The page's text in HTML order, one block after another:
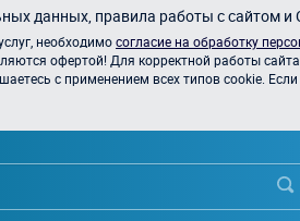
данных, правила работы с сайтом и
необходимосогласие на обработку
офертой! Для корректной работы
с применением всех типов cookie.